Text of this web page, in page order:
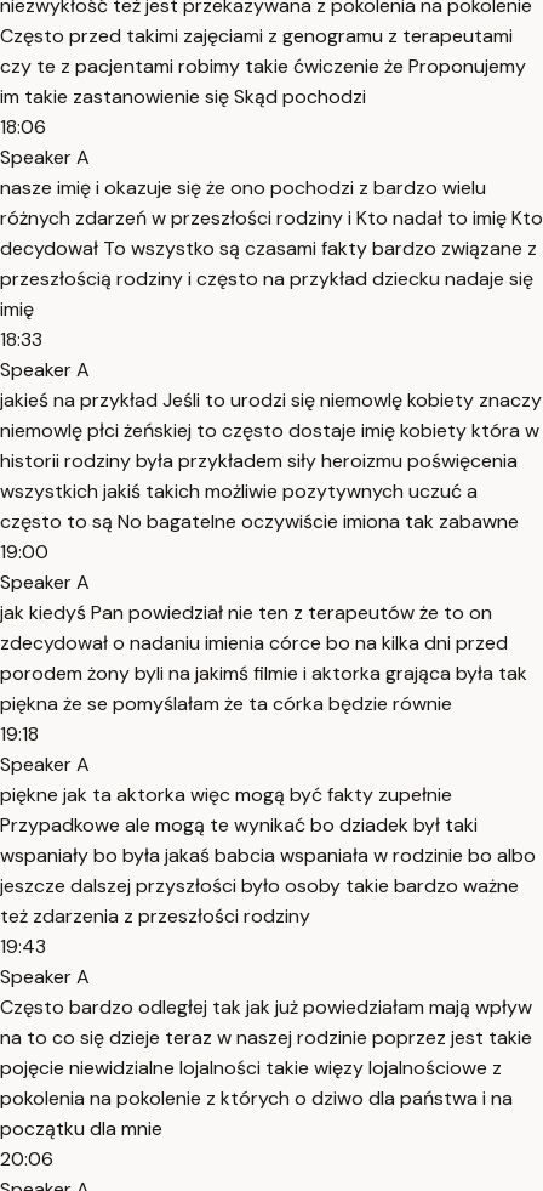
niezwykłość też jest przekazywana z pokolenia na pokolenie
Często przed takimi zajęciami z genogramu z terapeutami
czy te z pacjentami robimy takie ćwiczenie że Proponujemy
im takie zastanowienie się Skąd pochodzi
18:06
Speaker A
nasze imię i okazuje się że ono pochodzi z bardzo wielu
różnych zdarzeń w przeszłości rodziny i Kto nadał to imię Kto
decydował To wszystko są czasami fakty bardzo związane z
przeszłością rodziny i często na przykład dziecku nadaje się
imię
18:33
Speaker A
jakieś na przykład Jeśli to urodzi się niemowlę kobiety znaczy
niemowlę płci żeńskiej to często dostaje imię kobiety która w
historii rodziny była przykładem siły heroizmu poświęcenia
wszystkich jakiś takich możliwie pozytywnych uczuć a
często to są No bagatelne oczywiście imiona tak zabawne
19:00
Speaker A
jak kiedyś Pan powiedział nie ten z terapeutów że to on
zdecydował o nadaniu imienia córce bo na kilka dni przed
porodem żony byli na jakimś filmie i aktorka grająca była tak
piękna że se pomyślałam że ta córka będzie równie
19:18
Speaker A
piękne jak ta aktorka więc mogą być fakty zupełnie
Przypadkowe ale mogą te wynikać bo dziadek był taki
wspaniały bo była jakaś babcia wspaniała w rodzinie bo albo
jeszcze dalszej przyszłości było osoby takie bardzo ważne
też zdarzenia z przeszłości rodziny
19:43
Speaker A
Często bardzo odległej tak jak już powiedziałam mają wpływ
na to co się dzieje teraz w naszej rodzinie poprzez jest takie
pojęcie niewidzialne lojalności takie więzy lojalnościowe z
pokolenia na pokolenie z których o dziwo dla państwa i na
początku dla mnie
20:06